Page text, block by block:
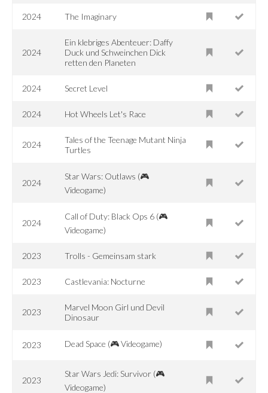
2024 The Imaginary
2024
Ein klebriges Abenteuer: Daffy
Duck und Schweinchen Dick
retten den Planeten
2024 Secret Level
2024 Hot Wheels Let's Race
2024
Tales of the Teenage Mutant Ninja
Turtles
2024
Star Wars: Outlaws (🎮
Videogame)
2024
Call of Duty: Black Ops 6 (🎮
Videogame)
2023 Trolls - Gemeinsam stark
2023 Castlevania: Nocturne
2023
Marvel Moon Girl und Devil
Dinosaur
2023 Dead Space (🎮 Videogame)
2023
Star Wars Jedi: Survivor (🎮
Videogame)